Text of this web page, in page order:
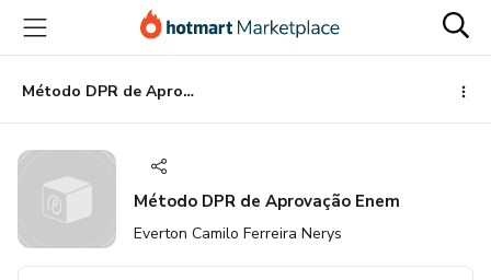
para
conteúdo
principal
para
pagamento
para
rodapé
Método DPR de Aprovação Enem
Método DPR de Aprovação Enem
Everton Camilo Ferreira Nerys